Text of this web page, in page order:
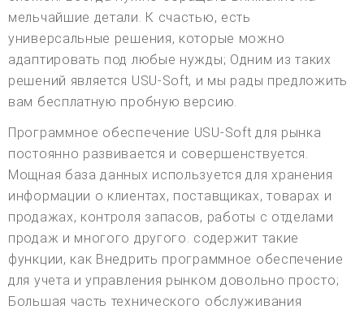
мельчайшие детали. К счастью, есть
универсальные решения, которые можно
адаптировать под любые нужды; Одним из таких
решений является USU-Soft, и мы рады предложить
вам бесплатную пробную версию.
Программное обеспечение USU-Soft для рынка
постоянно развивается и совершенствуется.
Мощная база данных используется для хранения
информации о клиентах, поставщиках, товарах и
продажах, контроля запасов, работы с отделами
продаж и многого другого. содержит такие
функции, как Внедрить программное обеспечение
для учета и управления рынком довольно просто;
Большая часть технического обслуживания